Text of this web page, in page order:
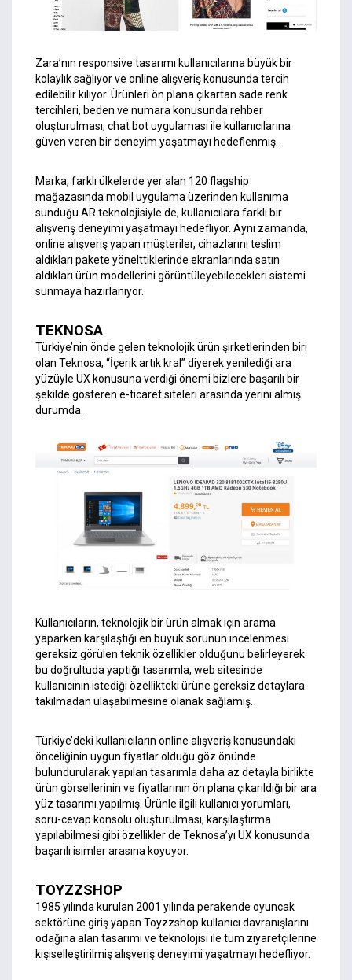
Zara’nın responsive tasarımı kullanıcılarına büyük bir
kolaylık sağlıyor ve online alışveriş konusunda tercih
edilebilir kılıyor. Ürünleri ön plana çıkartan sade renk
tercihleri, beden ve numara konusunda rehber
oluşturulması, chat bot uygulaması ile kullanıcılarına
güven veren bir deneyim yaşatmayı hedeflenmiş.
Marka, farklı ülkelerde yer alan 120 flagship
mağazasında mobil uygulama üzerinden kullanıma
sunduğu AR teknolojisiyle de, kullanıcılara farklı bir
alışveriş deneyimi yaşatmayı hedefliyor. Aynı zamanda,
online alışveriş yapan müşteriler, cihazlarını teslim
aldıkları pakete yönelttiklerinde ekranlarında satın
aldıkları ürün modellerini görüntüleyebilecekleri sistemi
sunmaya hazırlanıyor.
TEKNOSA
Türkiye’nin önde gelen teknolojik ürün şirketlerinden biri
olan Teknosa, “İçerik artık kral” diyerek yenilediği ara
yüzüyle UX konusuna verdiği önemi bizlere başarılı bir
şekilde gösteren e-ticaret siteleri arasında yerini almış
durumda.
Kullanıcıların, teknolojik bir ürün almak için arama
yaparken karşılaştığı en büyük sorunun incelenmesi
gereksiz görülen teknik özellikler olduğunu belirleyerek
bu doğrultuda yaptığı tasarımla, web sitesinde
kullanıcının istediği özellikteki ürüne gereksiz detaylara
takılmadan ulaşabilmesine olanak sağlamış.
Türkiye’deki kullanıcıların online alışveriş konusundaki
önceliğinin uygun fiyatlar olduğu göz önünde
bulundurularak yapılan tasarımla daha az detayla birlikte
ürün görsellerinin ve fiyatlarının ön plana çıkarıldığı bir ara
yüz tasarımı yapılmış. Ürünle ilgili kullanıcı yorumları,
soru-cevap konsolu oluşturulması, karşılaştırma
yapılabilmesi gibi özellikler de Teknosa’yı UX konusunda
başarılı isimler arasına koyuyor.
TOYZZSHOP
1985 yılında kurulan 2001 yılında perakende oyuncak
sektörüne giriş yapan Toyzzshop kullanıcı davranışlarını
odağına alan tasarımı ve teknolojisi ile tüm ziyaretçilerine
kişiselleştirilmiş alışveriş deneyimi yaşatmayı hedefliyor.